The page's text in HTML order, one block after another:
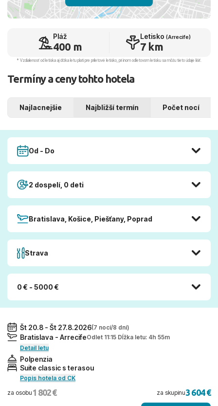
Pláž
400 m
Letisko (Arrecife)
7 km
* Vzdialenosť od letiska aj dľžka letu platí pre príletové letisko, pri inom odletovom letisku sa môžu tieto údaje líšiť.
Termíny a ceny tohto hotela
Najlacnejšie Najbližší termín Počet nocí
Od - Do
2 dospelí, 0 deti
Bratislava, Košice, Piešťany, Poprad
Strava
0 € - 5000 €
Št 20.8 - Št 27.8.2026(7 nocí/8 dní)
Bratislava - ArrecifeOdlet 11:15 Dĺžka letu: 4h 55m
Detail letu
Polpenzia
Suite classic s terasou
Popis hotela od CK
za osobu 1 802 € za skupinu3 604 €